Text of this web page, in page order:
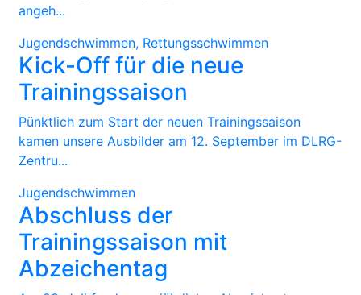
angeh...
Jugendschwimmen, Rettungsschwimmen
Kick-Off für die neue
Trainingssaison
Pünktlich zum Start der neuen Trainingssaison
kamen unsere Ausbilder am 12. September im DLRG-
Zentru...
Jugendschwimmen
Abschluss der
Trainingssaison mit
Abzeichentag